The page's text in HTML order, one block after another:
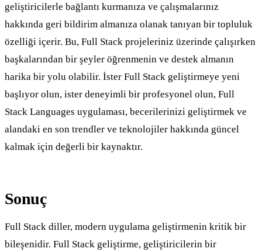
geliştiricilerle bağlantı kurmanıza ve çalışmalarınız
hakkında geri bildirim almanıza olanak tanıyan bir topluluk
özelliği içerir. Bu, Full Stack projeleriniz üzerinde çalışırken
başkalarından bir şeyler öğrenmenin ve destek almanın
harika bir yolu olabilir. İster Full Stack geliştirmeye yeni
başlıyor olun, ister deneyimli bir profesyonel olun, Full
Stack Languages uygulaması, becerilerinizi geliştirmek ve
alandaki en son trendler ve teknolojiler hakkında güncel
kalmak için değerli bir kaynaktır.
Sonuç
Full Stack diller, modern uygulama geliştirmenin kritik bir
bileşenidir. Full Stack geliştirme, geliştiricilerin bir